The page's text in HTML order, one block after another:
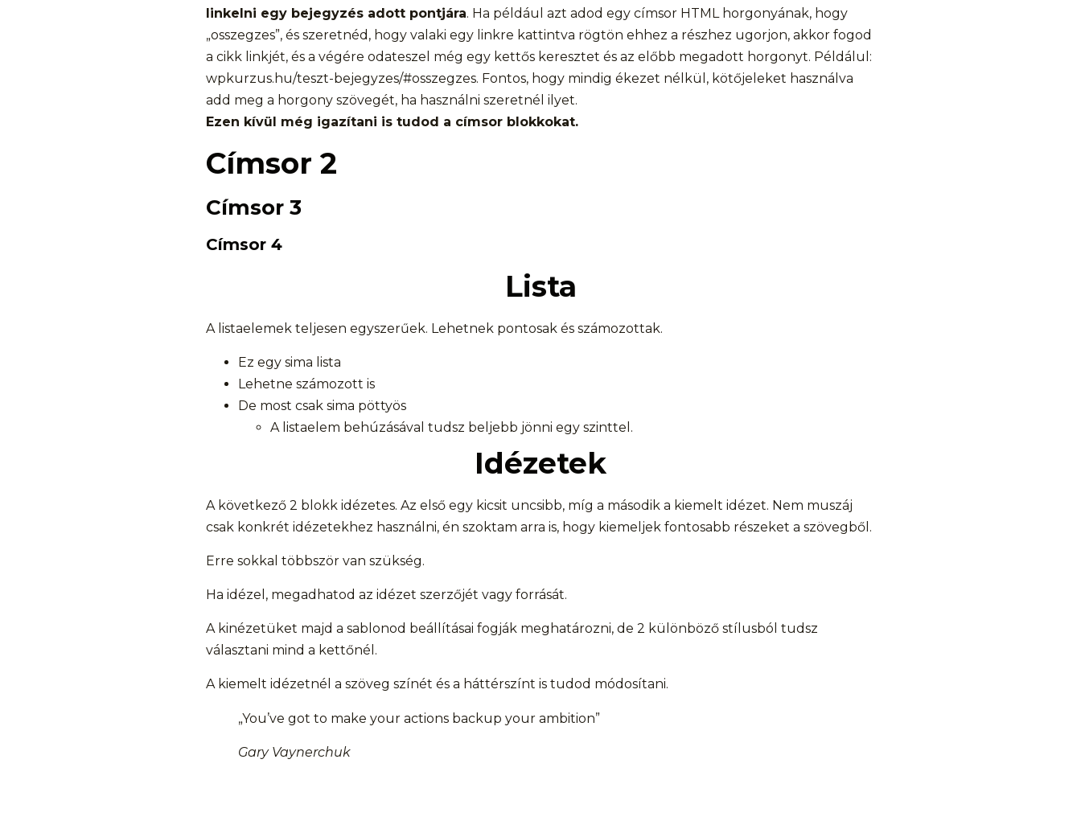
linkelni egy bejegyzés adott pontjára. Ha például azt adod egy címsor HTML horgonyának, hogy
„osszegzes”, és szeretnéd, hogy valaki egy linkre kattintva rögtön ehhez a részhez ugorjon, akkor fogod
a cikk linkjét, és a végére odateszel még egy kettős keresztet és az előbb megadott horgonyt. Példálul:
wpkurzus.hu/teszt-bejegyzes/#osszegzes. Fontos, hogy mindig ékezet nélkül, kötőjeleket használva
add meg a horgony szövegét, ha használni szeretnél ilyet.
Ezen kívül még igazítani is tudod a címsor blokkokat.
Címsor 2
Címsor 3
Címsor 4
Lista
A listaelemek teljesen egyszerűek. Lehetnek pontosak és számozottak.
Ez egy sima lista
Lehetne számozott is
De most csak sima pöttyös
A listaelem behúzásával tudsz beljebb jönni egy szinttel.
Idézetek
A következő 2 blokk idézetes. Az első egy kicsit uncsibb, míg a második a kiemelt idézet. Nem muszáj
csak konkrét idézetekhez használni, én szoktam arra is, hogy kiemeljek fontosabb részeket a szövegből.
Erre sokkal többször van szükség.
Ha idézel, megadhatod az idézet szerzőjét vagy forrását.
A kinézetüket majd a sablonod beállításai fogják meghatározni, de 2 különböző stílusból tudsz
választani mind a kettőnél.
A kiemelt idézetnél a szöveg színét és a háttérszínt is tudod módosítani.
„You’ve got to make your actions backup your ambition”
Gary Vaynerchuk